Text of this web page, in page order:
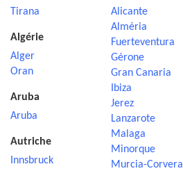
Tirana
Algérie
Alger
Oran
Aruba
Aruba
Autriche
Innsbruck
Alicante
Alméria
Fuerteventura
Gérone
Gran Canaria
Ibiza
Jerez
Lanzarote
Malaga
Minorque
Murcia-Corvera